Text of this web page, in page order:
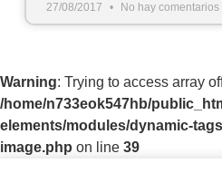
27/08/2017 No hay comentarios
Warning: Trying to access array
/home/n733eok547hb/
elements/modules/dynamic-
image.php on line 39